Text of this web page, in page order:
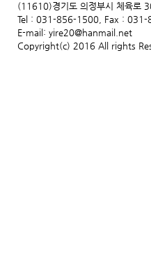
(11610)경기도 의정부시 체육로
Tel : 031-856-1500, Fax : 031-
E-mail: yire20@hanmail.net
Copyright(c) 2016 All rights